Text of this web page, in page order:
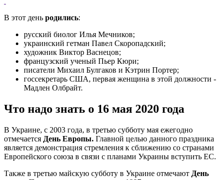
В этот день родились:
русский биолог Илья Мечников;
украинский гетман Павел Скоропадский;
художник Виктор Васнецов;
французский ученый Пьер Кюри;
писатели Михаил Булгаков и Кэтрин Портер;
госсекретарь США, первая женщина в этой должности -
Мадлен Олбрайт.
Что надо знать о 16 мая 2020 года
В Украине, с 2003 года, в третью субботу мая ежегодно
отмечается День Европы. Главной целью данного праздника
является демонстрация стремления к сближению со странами
Европейского союза в связи с планами Украины вступить ЕС.
Также в третью майскую субботу в Украине отмечают День